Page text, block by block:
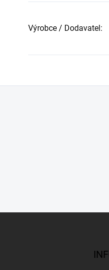
Výrobce / Dodavatel: